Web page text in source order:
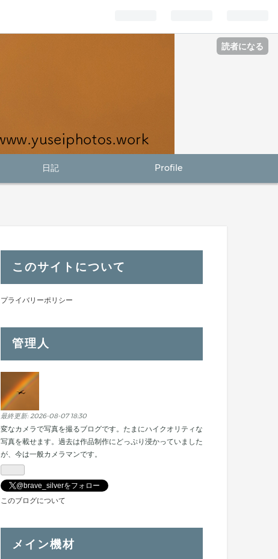
読者になる
日記 Profile
このサイトについて
プライバリーポリシー
管理人
最終更新:2026-08-07 18:30
変なカメラで写真を撮るブログです。たまにハイクオリティな
写真を載せます。過去は作品制作にどっぷり浸かっていました
が、今は一般カメラマンです。
@brave_silverをフォロー
このブログについて
メイン機材